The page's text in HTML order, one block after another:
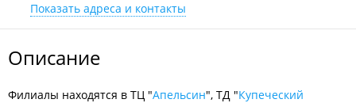
Показать адреса и контакты
Описание
Филиалы находятся в ТЦ "Апельсин", ТД "Купеческий